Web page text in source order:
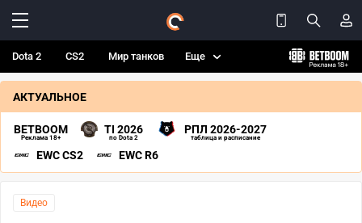
Dota 2 CS2 Мир танков Еще
АКТУАЛЬНОЕ
BETBOOM
Реклама 18+
TI 2026
по Dota 2
РПЛ 2026-2027
таблица и расписание
EWC CS2 EWC R6
Видео